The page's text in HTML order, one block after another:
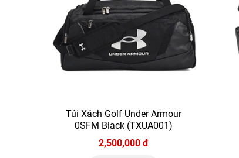
Túi Xách Golf Under Armour
0SFM Black (TXUA001)
2,500,000 đ